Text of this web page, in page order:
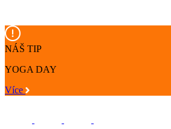
NÁŠ TIP
YOGA DAY
Více